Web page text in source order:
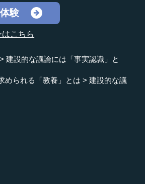
験
こちら
建設的な議論には「事実認識」と
められる「教養」とは
建設的な議